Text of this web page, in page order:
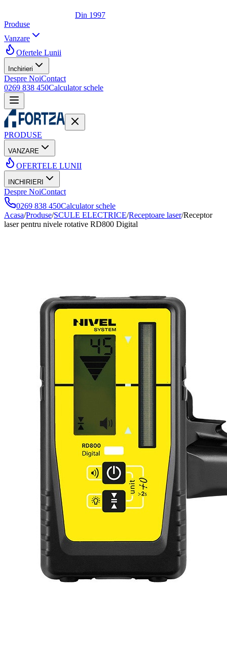
Din 1997
Produse
Vanzare
Ofertele Lunii
Inchirieri
Despre NoiContact
0269 838 450Calculator schele
PRODUSE
VANZARE
OFERTELE LUNII
INCHIRIERI
Despre NoiContact
0269 838 450Calculator schele
Acasa/Produse/SCULE ELECTRICE/Receptoare laser/Receptor
laser pentru nivele rotative RD800 Digital